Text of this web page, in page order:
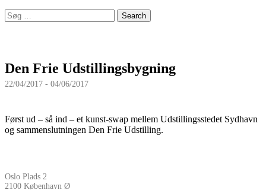
Search
for:
Den Frie Udstillingsbygning
22/04/2017 - 04/06/2017
Først ud – så ind – et kunst-swap mellem Udstillingsstedet Sydhavn
og sammenslutningen Den Frie Udstilling.
Oslo Plads 2
2100 København Ø